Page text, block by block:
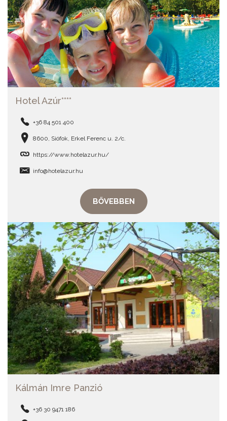
Hotel Azúr****
+36 84 501 400
8600, Siófok, Erkel Ferenc u. 2/c.
https://www.hotelazur.hu/
info@hotelazur.hu
BŐVEBBEN
Kálmán Imre Panzió
+36 30 9471 186